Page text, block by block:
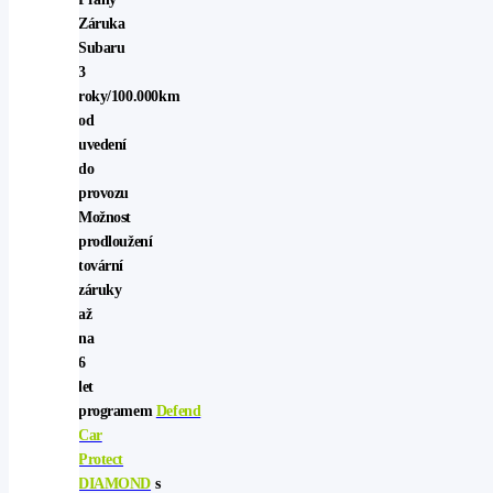
Záruka
Subaru
3
roky/100.000km
od
uvedení
do
provozu
Možnost
prodloužení
tovární
záruky
až
na
6
let
programem Defend
Car
Protect
DIAMOND s